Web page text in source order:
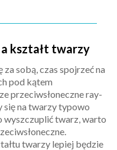
kształt twarzy
sobą, czas spojrzeć na
pod kątem
przeciwsłoneczne ray-
się na twarzy typowo
wyszczuplić twarz, warto
twarzy lepiej będzie